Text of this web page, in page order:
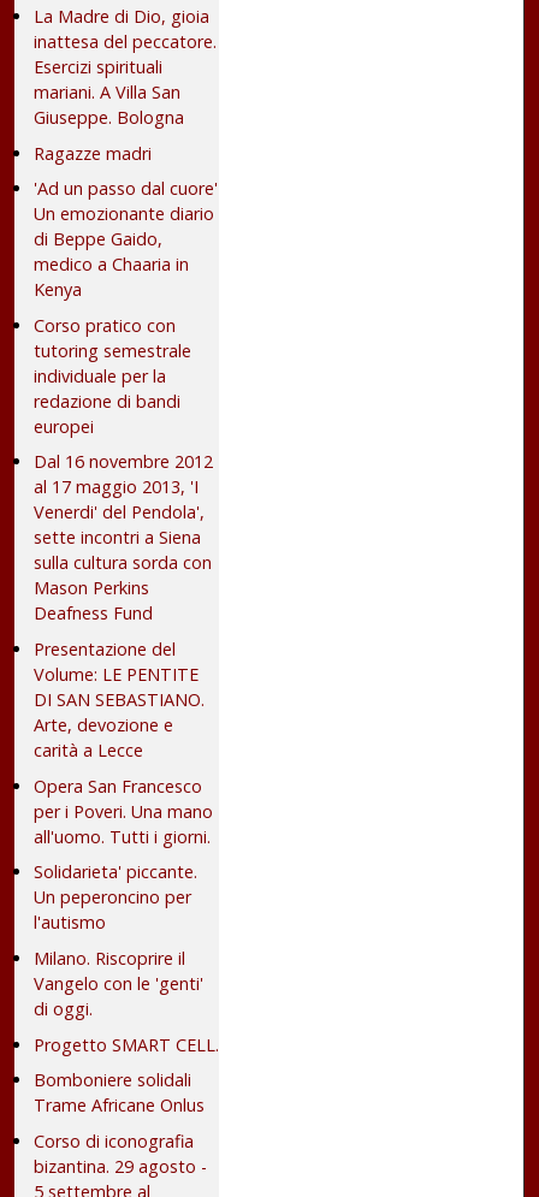
La Madre di Dio, gioia
inattesa del peccatore.
Esercizi spirituali
mariani. A Villa San
Giuseppe. Bologna
Ragazze madri
'Ad un passo dal cuore'
Un emozionante diario
di Beppe Gaido,
medico a Chaaria in
Kenya
Corso pratico con
tutoring semestrale
individuale per la
redazione di bandi
europei
Dal 16 novembre 2012
al 17 maggio 2013, 'I
Venerdi' del Pendola',
sette incontri a Siena
sulla cultura sorda con
Mason Perkins
Deafness Fund
Presentazione del
Volume: LE PENTITE
DI SAN SEBASTIANO.
Arte, devozione e
carità a Lecce
Opera San Francesco
per i Poveri. Una mano
all'uomo. Tutti i giorni.
Solidarieta' piccante.
Un peperoncino per
l'autismo
Milano. Riscoprire il
Vangelo con le 'genti'
di oggi.
Progetto SMART CELL.
Bomboniere solidali
Trame Africane Onlus
Corso di iconografia
bizantina. 29 agosto -
5 settembre al